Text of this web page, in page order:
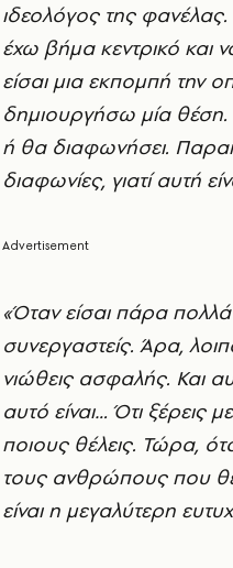
ιδεολόγος της
έχω βήμα κεντρικό και
είσαι μια εκπομπή την
δημιουργήσω μία
ή θα διαφωνήσει.
διαφωνίες, γιατί αυτή
«Όταν είσαι πάρα
συνεργαστείς. Άρα,
νιώθεις ασφαλής. Και
αυτό είναι… Ότι ξέρεις
ποιους θέλεις. Τώρα,
τους ανθρώπους που
είναι η μεγαλύτερη